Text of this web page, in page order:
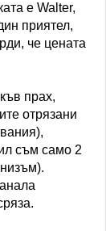
е Walter,
приятел,
че цената
прах,
отрязани
съм само 2